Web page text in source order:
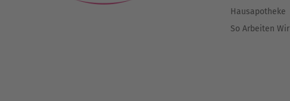
Hausapotheke
So Arbeiten Wir